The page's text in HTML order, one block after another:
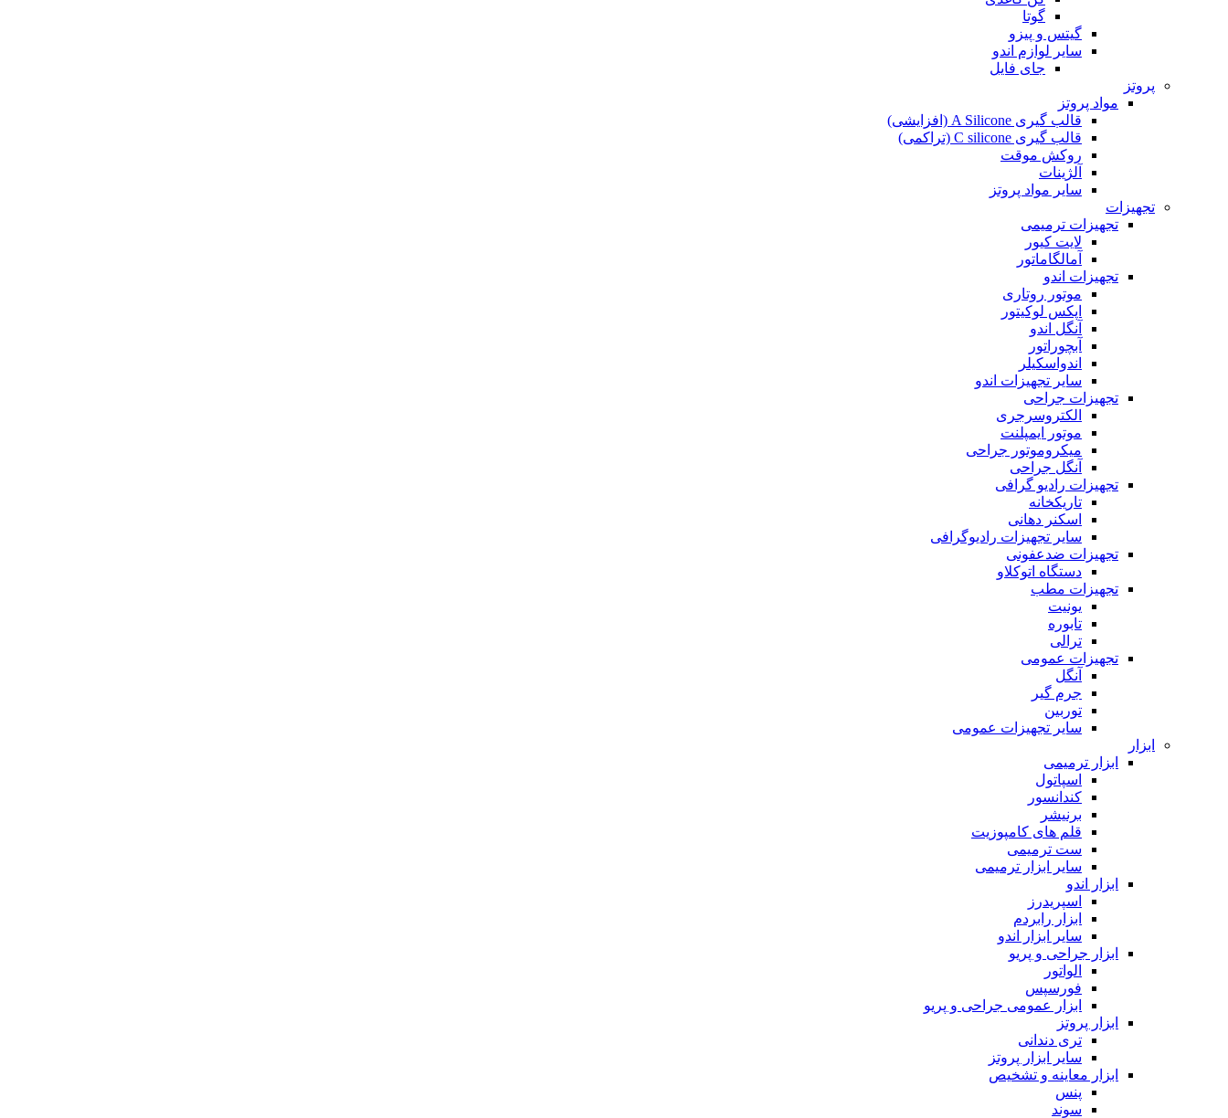
گوتا
گیتس و پیزو
سایر لوازم اندو
جای فایل
پروتز
مواد پروتز
قالب گیری A Silicone (افزایشی)
قالب گیری C silicone (تراکمی)
روکش موقت
آلژینات
سایر مواد پروتز
تجهیزات
تجهیزات ترمیمی
لایت کیور
آمالگاماتور
تجهیزات اندو
موتور روتاری
اپکس لوکیتور
آنگل اندو
آبچوراتور
اندواسکیلر
سایر تجهیزات اندو
تجهیزات جراحی
الکتروسرجری
موتور ایمپلنت
میکروموتور جراحی
آنگل جراحی
تجهیزات رادیو گرافی
تاریکخانه
اسکنر دهانی
سایر تجهیزات رادیوگرافی
تجهیزات ضدعفونی
دستگاه اتوکلاو
تجهیزات مطب
یونیت
تابوره
ترالی
تجهیزات عمومی
آنگل
جرم گیر
توربین
سایر تجهیزات عمومی
ابزار
ابزار ترمیمی
اسپاتول
کندانسور
برنیشر
قلم های کامپوزیت
ست ترمیمی
سایر ابزار ترمیمی
ابزار اندو
اسپریدرز
ابزار رابردم
سایر ابزار اندو
ابزار جراحی و پریو
الواتور
فورسپس
ابزار عمومی جراحی و پریو
ابزار پروتز
تری دندانی
سایر ابزار پروتز
ابزار معاینه و تشخیص
پنس
سوند